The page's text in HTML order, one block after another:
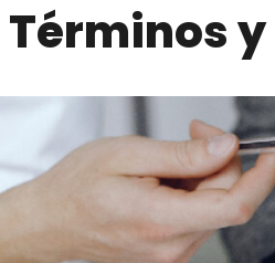
Términos y